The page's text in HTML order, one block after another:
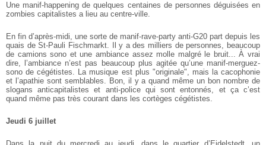
Une manif-happening de quelques centaines de personnes déguisées en
zombies capitalistes a lieu au centre-ville.
En fin d’après-midi, une sorte de manif-rave-party anti-G20 part depuis les
quais de St-Pauli Fischmarkt. Il y a des milliers de personnes, beaucoup
de camions sono et une ambiance assez molle malgré le bruit... À vrai
dire, l’ambiance n’est pas beaucoup plus agitée qu’une manif-merguez-
sono de cégétistes. La musique est plus "originale", mais la cacophonie
et l’apathie sont semblables. Bon, il y a quand même un bon nombre de
slogans anticapitalistes et anti-police qui sont entonnés, et ça c’est
quand même pas très courant dans les cortèges cégétistes.
Jeudi 6 juillet